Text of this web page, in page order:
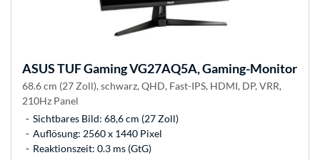
ASUSTUF Gaming VG27AQ5A, Gaming-Monitor
68.6 cm (27 Zoll), schwarz, QHD, Fast-IPS, HDMI, DP, VRR,
210Hz Panel
Sichtbares Bild: 68,6 cm (27 Zoll)
Auflösung: 2560 x 1440 Pixel
Reaktionszeit: 0.3 ms (GtG)